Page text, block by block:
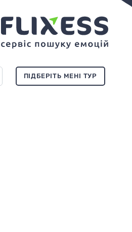
ПІДБЕРІТЬ МЕНІ ТУР